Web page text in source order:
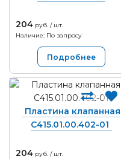
204 руб. / шт.
Наличие: По запросу
Подробнее
Пластина клапанная
С415.01.00.402-01
204 руб. / шт.